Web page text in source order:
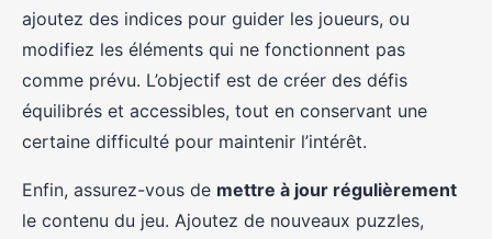
ajoutez des indices pour guider les joueurs, ou
modifiez les éléments qui ne fonctionnent pas
comme prévu. L’objectif est de créer des défis
équilibrés et accessibles, tout en conservant une
certaine difficulté pour maintenir l’intérêt.
Enfin, assurez-vous de mettre à jour régulièrement
le contenu du jeu. Ajoutez de nouveaux puzzles,